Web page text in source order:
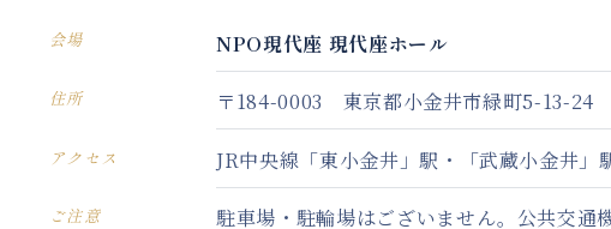
会場 NPO現代座 現代座ホール
住所 〒184-0003 東京都小金井市緑町5-13-24
アクセス JR中央線 「東小金井」駅・ 「武蔵小金井」
ご注意 駐車場・ 駐輪場はございません。 公共交通